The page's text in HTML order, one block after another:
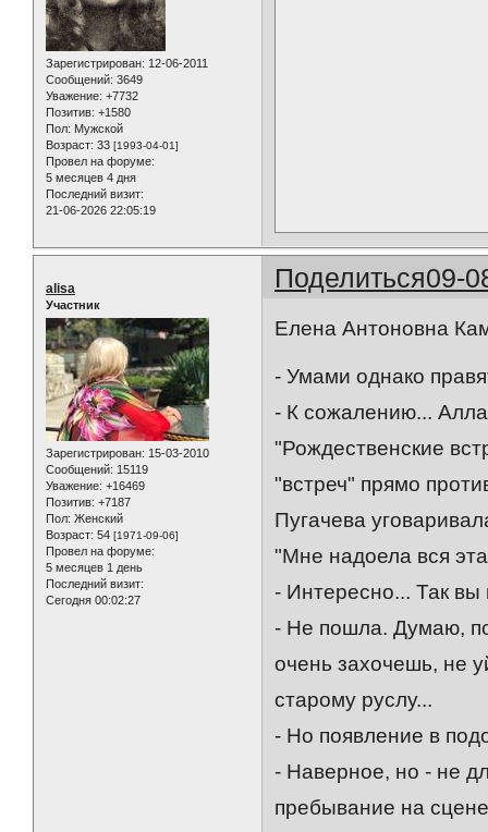
Зарегистрирован: 12-06-2011
Сообщений: 3649
Уважение: +7732
Позитив: +1580
Пол: Мужской
Возраст: 33 [1993-04-01]
Провел на форуме:
5 месяцев 4 дня
Последний визит:
21-06-2026 22:05:19
Поделиться09-
alisa
Участник
Зарегистрирован: 15-03-2010
Сообщений: 15119
Уважение: +16469
Позитив: +7187
Пол: Женский
Возраст: 54 [1971-09-06]
Провел на форуме:
5 месяцев 1 день
Последний визит:
Сегодня 00:02:27
Елена Антоновна
- Умами однако
- К сожалению...
"Рождественские
"встреч" прямо
Пугачева
"Мне надоела вся
- Интересно... Так
- Не пошла. Думаю,
очень захочешь, не
старому руслу...
- Но появление в
- Наверное, но - не
пребывание на